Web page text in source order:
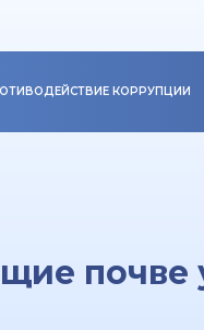
КОРРУПЦИИ
почве